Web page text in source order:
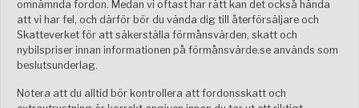
omnämnda fordon. Medan vi oftast har rätt kan det också hända
att vi har fel, och därför bör du vända dig till återförsäljare och
Skatteverket för att säkerställa förmånsvärden, skatt och
nybilspriser innan informationen på förmånsvärde.se används som
beslutsunderlag.
Notera att du alltid bör kontrollera att fordonsskatt och